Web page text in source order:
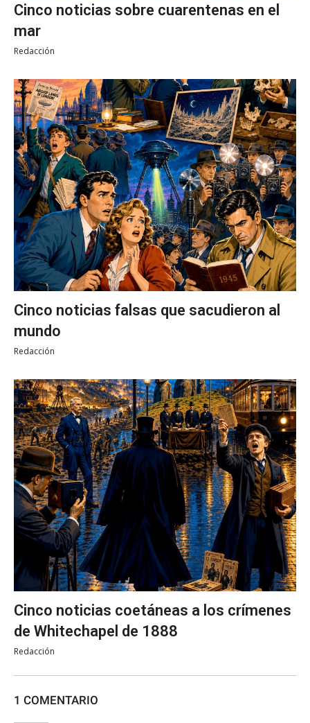
Cinco noticias sobre cuarentenas en el
mar
Redacción
Cinco noticias falsas que sacudieron al
mundo
Redacción
Cinco noticias coetáneas a los crímenes
de Whitechapel de 1888
Redacción
1 COMENTARIO